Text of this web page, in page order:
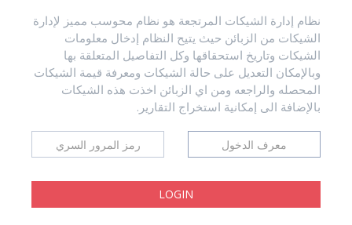
نظام إدارة الشيكات المرتجعة هو نظام محوسب مميز لإدارة
الشيكات من الزبائن حيث يتيح النظام إدخال معلومات
الشيكات وتاريخ استحقاقها وكل التفاصيل المتعلقة بها
وبالإمكان التعديل على حالة الشيكات ومعرفة قيمة الشيكات
المحصله والراجعه ومن اي الزبائن اخذت هذه الشيكات
بالإضافة الى إمكانية استخراج التقارير.
LOGIN